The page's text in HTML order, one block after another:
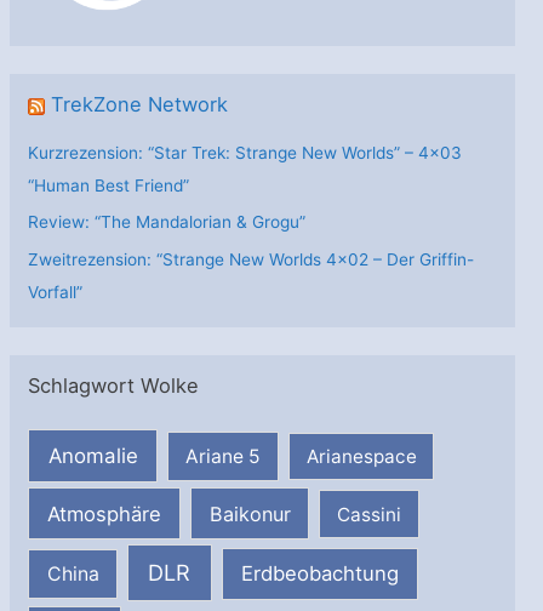
TrekZone Network
Kurzrezension: “Star Trek: Strange New Worlds” – 4×03
“Human Best Friend”
Review: “The Mandalorian & Grogu”
Zweitrezension: “Strange New Worlds 4×02 – Der Griffin-
Vorfall”
Schlagwort Wolke
Anomalie Ariane 5 Arianespace
Atmosphäre Baikonur Cassini
China DLR Erdbeobachtung